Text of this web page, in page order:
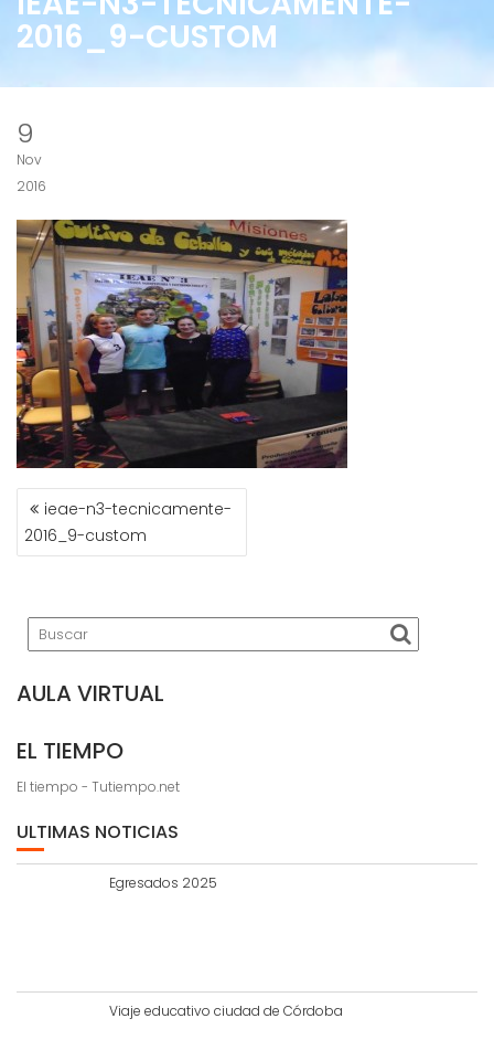
2016_9-CUSTOM
9
Nov
2016
NAVEGACIÓN
DE
ENTRADAS
ieae-n3-tecnicamente-
2016_9-custom
AULA VIRTUAL
EL TIEMPO
El tiempo - Tutiempo.net
ULTIMAS NOTICIAS
Egresados 2025
Viaje educativo ciudad de Córdoba